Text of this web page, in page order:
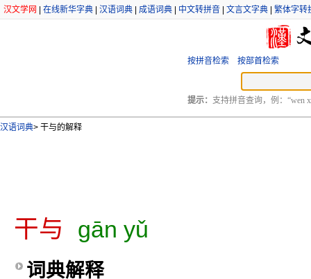
汉文学网 在线新华字典 汉语词典 成语词典 中文转拼音 文言文字典 繁体字转
按拼音检索 按部首检索
提示： 支持拼音查询，例：“wen
汉语词典> 干与的解释
干与 gān yǔ
词典解释